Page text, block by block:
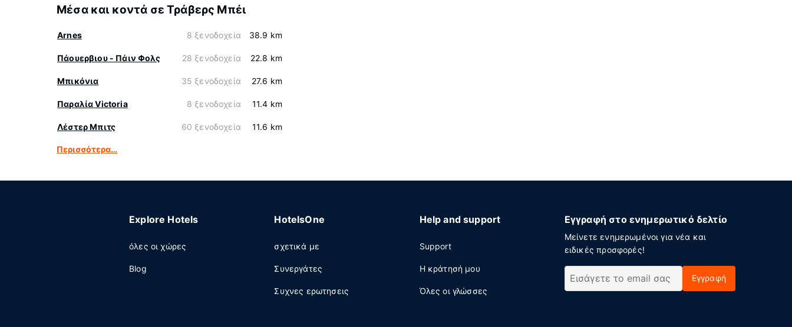
Μέσα και κοντά σε Τράβερς Μπέι
Arnes 8 ξενοδοχεία 38.9 km
Πάουερβιου - Πάιν Φολς 28 ξενοδοχεία 22.8 km
Μπικόνια 35 ξενοδοχεία 27.6 km
Παραλία Victoria 8 ξενοδοχεία 11.4 km
Λέστερ Μπιτς 60 ξενοδοχεία 11.6 km
Περισσότερα…
Explore Hotels
όλες οι χώρες
Blog
HotelsOne
σχετικά με
Συνεργάτες
Συχνες ερωτησεις
Help and support
Support
Η κράτησή μου
Όλες οι γλώσσες
Εγγραφή στο ενημερωτικό δελτίο
Μείνετε ενημερωμένοι για νέα και
ειδικές προσφορές!
Εγγραφή